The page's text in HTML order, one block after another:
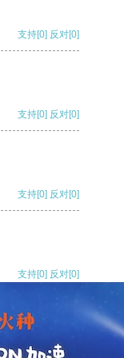
支持[0] 反对[0]
支持[0] 反对[0]
支持[0] 反对[0]
支持[0] 反对[0]
支持[0] 反对